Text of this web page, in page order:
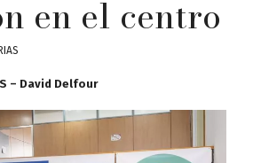
en el centro
– David Delfour